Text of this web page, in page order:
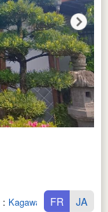
: Kagawa Ken
FR JA